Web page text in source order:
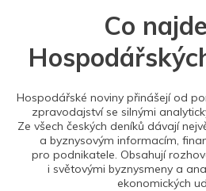
Co
Hospodářské noviny přinášejí od
zpravodajství se silnými
Ze všech českých deníků dávají
a byznysovým informacím,
pro podnikatele. Obsahují
i světovými byznysmeny a
ekonomických